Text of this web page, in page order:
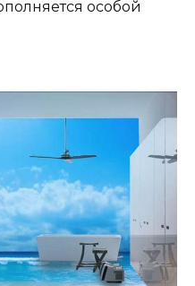
особой